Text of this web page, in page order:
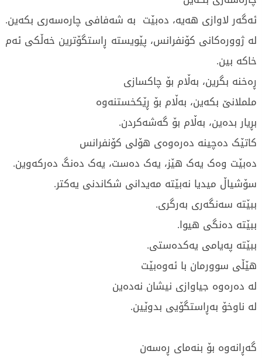
ئەگەر لاوازی هەیە، دەبێت بە شەفافی چارەسەری بکەین.
لە ژوورەکانی کۆنفرانس، پێویستە ڕاستگۆترین خەڵکی ئەم
خاکە بین.
ڕەخنە بگرین، بەڵام بۆ چاکسازی
ململانێ بکەین، بەڵام بۆ ڕێکخستنەوە
بڕیار بدەین، بەڵام بۆ گەشەکردن.
کاتێک دەچینە دەرەوەی هۆلی کۆنفرانس
دەبێت وەک یەک هێز، یەک دەست، یەک دەنگ دەرکەوین.
سۆشیاڵ میدیا نەبێتە مەیدانی شکاندنی یەکتر.
ببێتە سەنگەری بەرگری.
ببێتە دەنگی هیوا.
ببێتە پەیامی یەکدەستی.
هێڵی سوورمان با ئەوەبێت
لە دەرەوە جیاوازی نیشان نەدەین
لە ناوخۆ بەڕاستگۆیی بدوێین.
گەڕانەوە بۆ بنەمای ڕەسەن